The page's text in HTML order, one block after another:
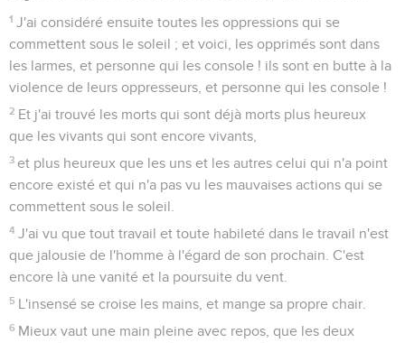
1 J'ai considéré ensuite toutes les oppressions qui se
commettent sous le soleil ; et voici, les opprimés sont dans
les larmes, et personne qui les console ! ils sont en butte à la
violence de leurs oppresseurs, et personne qui les console !
2 Et j'ai trouvé les morts qui sont déjà morts plus heureux
que les vivants qui sont encore vivants,
3 et plus heureux que les uns et les autres celui qui n'a point
encore existé et qui n'a pas vu les mauvaises actions qui se
commettent sous le soleil.
4 J'ai vu que tout travail et toute habileté dans le travail n'est
que jalousie de l'homme à l'égard de son prochain. C'est
encore là une vanité et la poursuite du vent.
5 L'insensé se croise les mains, et mange sa propre chair.
6 Mieux vaut une main pleine avec repos, que les deux